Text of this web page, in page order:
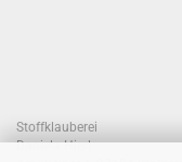
Stoffklauberei
Daniela Hierl